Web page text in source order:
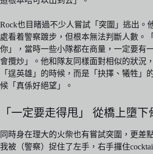
Rock也目睹過不少人嘗試「突圍」逃出。
處看着警察踱步，但根本無法判斷人數。
你」，當時一些小隊都在商量，一定要有
會攬炒」。他和隊友同樣面對相似的狀況
「逞英雄」的時候，而是「抉擇、犧牲」
候「真係好絕望」。
「一定要走得甩」 從橋上墮下
同時身在理大的火柴也有嘗試突圍，更差
我被（警察）捉住了左手，右手攞住